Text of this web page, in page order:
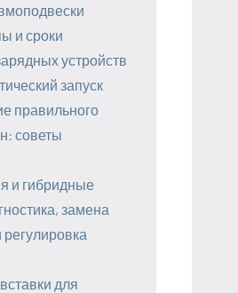
и сроки
устройств
запуск
правильного
советы
и гибридные
замена
для